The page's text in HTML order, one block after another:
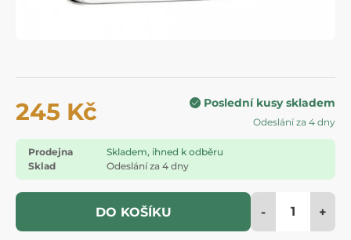
245 Kč Poslední kusy skladem
Odeslání za 4 dny
Prodejna
Skladem, ihned k odběru
Sklad
Odeslání za 4 dny
DO KOŠÍKU - +